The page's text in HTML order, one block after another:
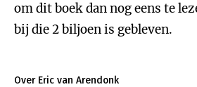
om dit boek dan nog eens te
bij die 2 biljoen is gebleven.
Over Eric van Arendonk